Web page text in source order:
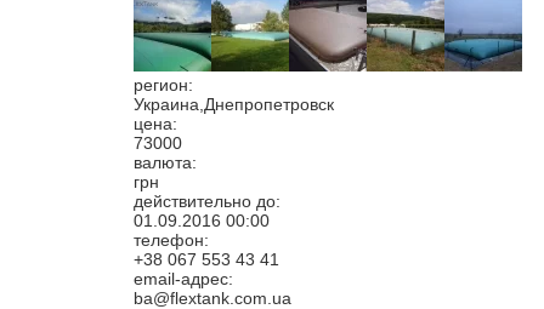
регион:
Украина,Днепропетровск
цена:
73000
валюта:
грн
действительно до:
01.09.2016 00:00
телефон:
+38 067 553 43 41
email-адрес:
ba@flextank.com.ua